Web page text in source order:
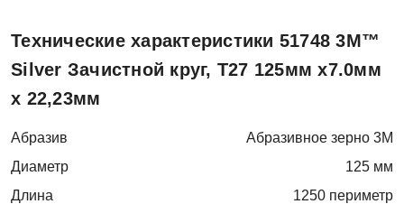
Технические характеристики 51748 3M™
Silver Зачистной круг, T27 125мм х7.0мм
х 22,23мм
Абразив
Абразивное зерно 3M
Диаметр
125 мм
Длина
1250 периметр